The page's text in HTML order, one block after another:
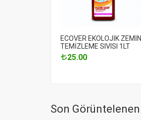
ECOVER EKOLOJİK ZEMİN
TEMİZLEME SIVISI 1LT
25.00
Son Görüntelenen